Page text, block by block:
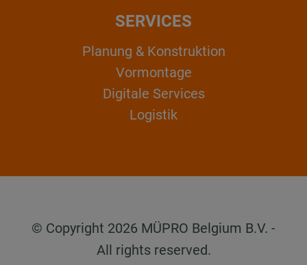
SERVICES
Planung & Konstruktion
Vormontage
Digitale Services
Logistik
© Copyright 2026 MÜPRO Belgium B.V. -
All rights reserved.